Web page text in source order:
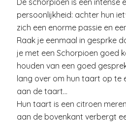
De schorpioen is een intense
persoonlijkheid: achter hun
zich een enorme passie en
Raak je eenmaal in gesprke
je met een Schorpioen goed
houden van een goed
lang over om hun taart op te
aan de taart…
Hun taart is een citroen
aan de bovenkant verbergt